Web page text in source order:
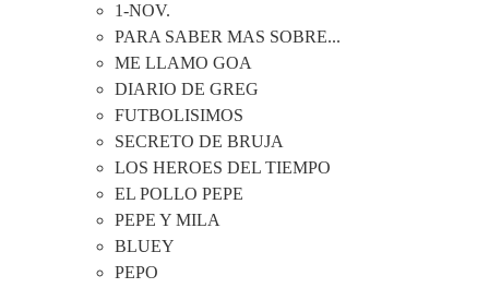
1-NOV.
PARA SABER MAS SOBRE...
ME LLAMO GOA
DIARIO DE GREG
FUTBOLISIMOS
SECRETO DE BRUJA
LOS HEROES DEL TIEMPO
EL POLLO PEPE
PEPE Y MILA
BLUEY
PEPO